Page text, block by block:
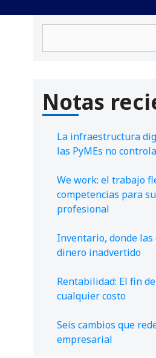
Notas
La infraestructura
las PyMEs no
We work: el trabajo
competencias para
profesional
Inventario, donde
dinero inadvertido
Rentabilidad: El fin
cualquier costo
Seis cambios que
empresarial